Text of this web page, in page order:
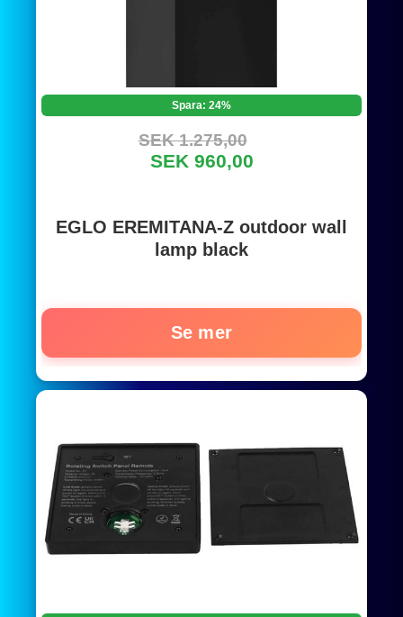
Spara: 24%
SEK 1.275,00
SEK 960,00
EGLO EREMITANA-Z outdoor wall
lamp black
Se mer